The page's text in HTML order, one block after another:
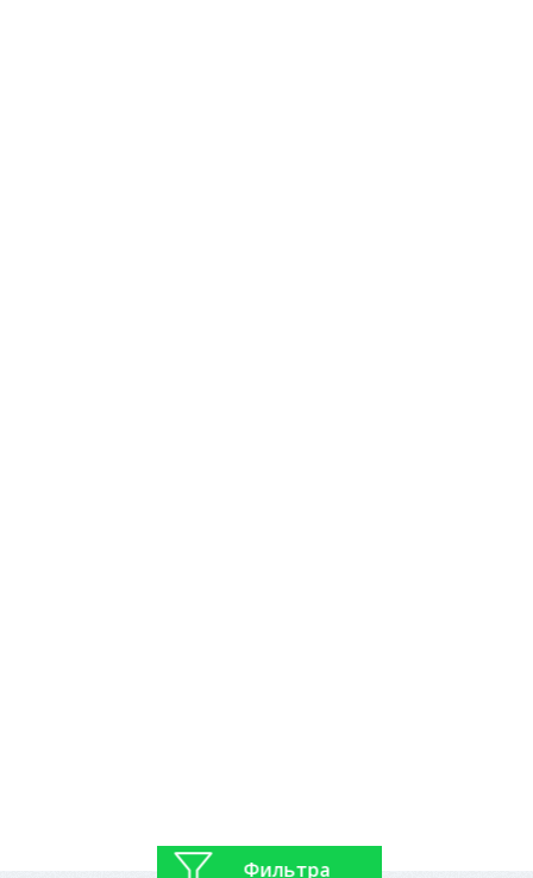
Фильтра